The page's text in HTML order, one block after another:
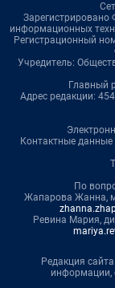
Зарегистрировано
информационных
Регистрационный
Учредитель:
Главный
Адрес редакции:
Контактные данные
По
Жапарова Жанна,
Ревина Мария,
Редакция
информации,